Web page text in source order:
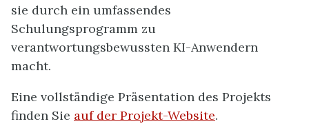
sie durch ein umfassendes
Schulungsprogramm zu
verantwortungsbewussten KI-Anwendern
macht.
Eine vollständige Präsentation des Projekts
finden Sie auf der Projekt-Website.